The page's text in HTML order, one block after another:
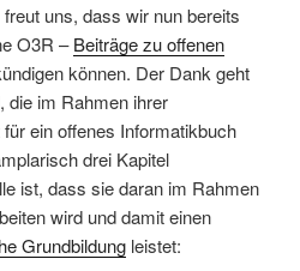
freut uns, dass wir nun bereits
O3R –Beiträge zu offenen
können. Der Dank geht
die im Rahmen ihrer
ein offenes Informatikbuch
drei Kapitel
ist, dass sie daran im Rahmen
wird und damit einen
Grundbildung leistet: